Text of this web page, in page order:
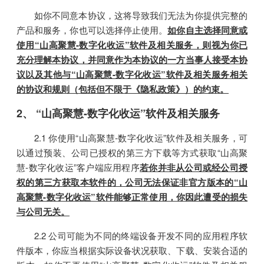
如你不同意本协议，这将导致我们无法为你提供完整的
产品和服务，你也可以选择停止使用。如你自主选择同意或
使用“山高聚慧-数字化收运”软件及相关服务，则视为你已
充分理解本协议，并同意作为本协议的一方当事人接受本协
议以及其他与“山高聚慧-数字化收运”软件及相关服务相关
的协议和规则（包括但不限于《隐私政策》）的约束。
2、 “山高聚慧-数字化收运”软件及相关服务
2.1 你使用“山高聚慧-数字化收运”软件及相关服务，可
以通过预装、公司已授权的第三方下载等方式获取“山高聚
慧-数字化收运”客户端应用程序若你并非从公司或经公司授
权的第三方获取本软件的，公司无法保证非官方版本的“山
高聚慧-数字化收运”软件能够正常使用，你因此遭受的损失
与公司无关。
2.2 公司可能为不同的终端设备开发不同的应用程序软
件版本，你应当根据实际设备状况获取、下载、安装合适的